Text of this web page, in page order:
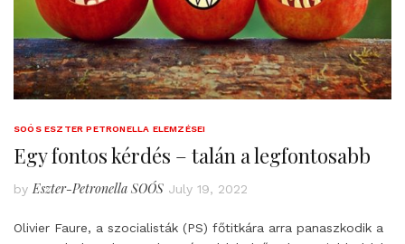
SOÓS ESZTER PETRONELLA ELEMZÉSEI
Egy fontos kérdés – talán a legfontosabb
by Eszter-Petronella SOÓS July 19, 2022
Olivier Faure, a szocialisták (PS) főtitkára arra panaszkodik a